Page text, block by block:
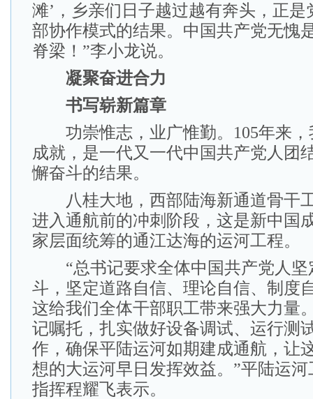
滩’，乡亲们日子越过越有奔头，正是
部协作模式的结果。中国共产党无愧
脊梁！”李小龙说。
凝聚奋进合力
书写崭新篇章
功崇惟志，业广惟勤。105年来，
成就，是一代又一代中国共产党人团
懈奋斗的结果。
八桂大地，西部陆海新通道骨干
进入通航前的冲刺阶段，这是新中国
家层面统筹的通江达海的运河工程。
“总书记要求全体中国共产党人坚
斗，坚定道路自信、理论自信、制度
这给我们全体干部职工带来强大力量
记嘱托，扎实做好设备调试、运行测
作，确保平陆运河如期建成通航，让
想的大运河早日发挥效益。”平陆运
指挥程耀飞表示。